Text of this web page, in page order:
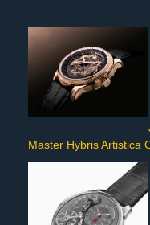
Master Hybris Artistica